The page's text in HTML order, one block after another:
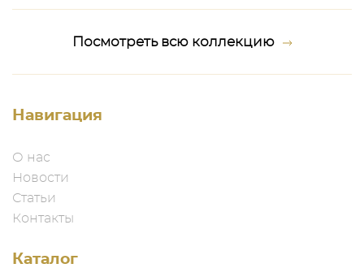
Посмотреть всю коллекцию
Навигация
О нас
Новости
Статьи
Контакты
Каталог